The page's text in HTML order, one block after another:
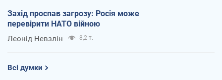
Захід проспав загрозу: Росія може
перевірити НАТО війною
Леонід Невзлін 8,2 т.
Всі думки